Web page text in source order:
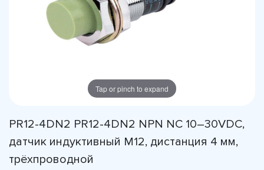
Tap or pinch to expand
PR12-4DN2 PR12-4DN2 NPN NC 10–30VDC,
датчик индуктивный M12, дистанция 4 мм,
трёхпроводной